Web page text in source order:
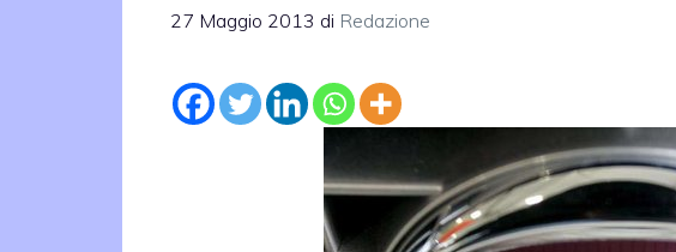
27 Maggio 2013 di Redazione